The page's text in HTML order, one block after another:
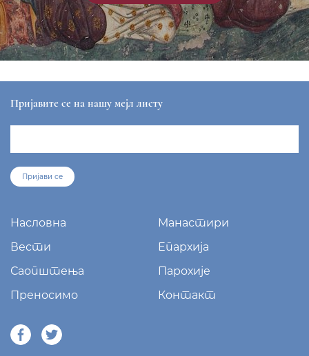
Пријавите се на нашу мејл листу
Пријави се
Насловна
Манастири
Вести
Епархија
Саопштења
Парохије
Преносимо
Контакт